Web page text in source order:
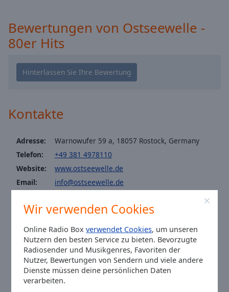
Wir verwenden Cookies
Online Radio Boxverwendet Cookies, um unseren
Nutzern den besten Service zu bieten. Bevorzugte
Radiosender und Musikgenres, Favoriten der
Nutzer, Bewertungen von Sendern und viele andere
Dienste müssen deine persönlichen Daten
verarbeiten.
Opacity
Caption
Family
Bewertungen von Ostseewelle -
80er Hits
Kontakte
Adresse:
Warnowufer 59 a, 18057 Rostock, Germany
Telefon:
+49 381 4978110
Website:
www.ostseewelle.de
Email:
info@ostseewelle.de
Twitter:
@ostseewelle_de
Telefax: 0381 / 44 0 77-120
Ortszeit in Rostock: 00:29,08.08.2026